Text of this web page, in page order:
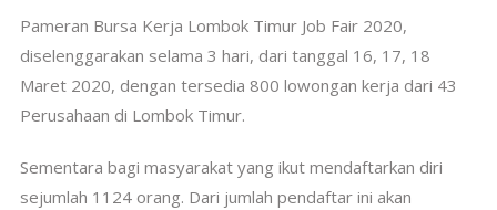
Pameran Bursa Kerja Lombok Timur Job Fair 2020,
diselenggarakan selama 3 hari, dari tanggal 16, 17, 18
Maret 2020, dengan tersedia 800 lowongan kerja dari 43
Perusahaan di Lombok Timur.
Sementara bagi masyarakat yang ikut mendaftarkan diri
sejumlah 1124 orang. Dari jumlah pendaftar ini akan